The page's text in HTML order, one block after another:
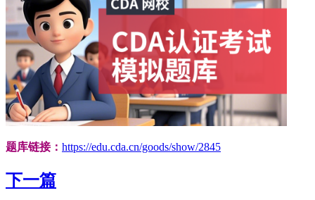
题库链接： https://edu.cda.cn/goods/show/2845
下一篇